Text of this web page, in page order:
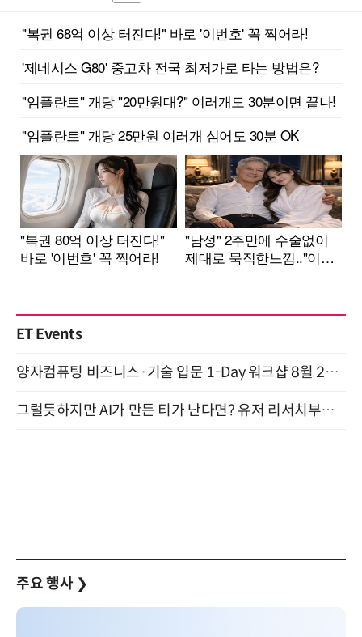
ET Events
양자컴퓨팅 비즈니스·기술 입문 1-Day 워크샵 8월 28일 개최
그럴듯하지만 AI가 만든 티가 난다면? 유저 리서치부터 배포까지! (9/15)
주요 행사 ❯